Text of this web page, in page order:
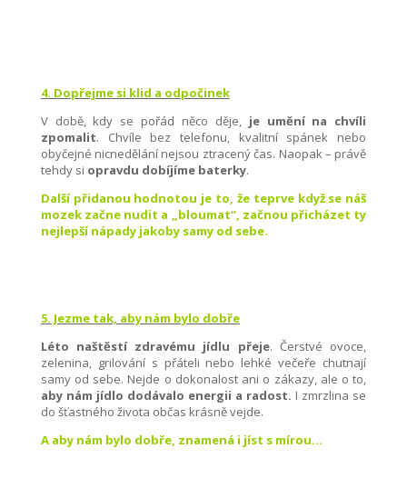
4. Dopřejme si klid a odpočinek
V době, kdy se pořád něco děje, je umění na chvíli
zpomalit. Chvíle bez telefonu, kvalitní spánek nebo
obyčejné nicnedělání nejsou ztracený čas. Naopak – právě
tehdy si opravdu dobíjíme baterky.
Další přidanou hodnotou je to, že teprve když se náš
mozek začne nudit a „bloumat“, začnou přicházet ty
nejlepší nápady jakoby samy od sebe.
5. Jezme tak, aby nám bylo dobře
Léto naštěstí zdravému jídlu přeje. Čerstvé ovoce,
zelenina, grilování s přáteli nebo lehké večeře chutnají
samy od sebe. Nejde o dokonalost ani o zákazy, ale o to,
aby nám jídlo dodávalo energii a radost. I zmrzlina se
do šťastného života občas krásně vejde.
A aby nám bylo dobře, znamená i jíst s mírou…